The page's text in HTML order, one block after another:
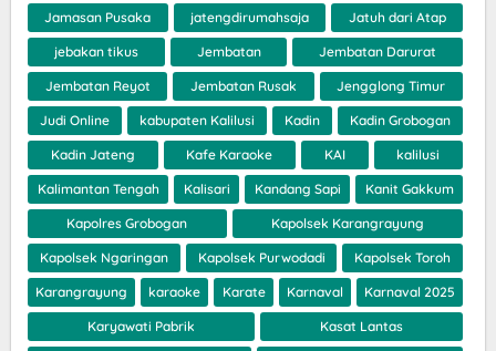
Jamasan Pusaka jatengdirumahsaja Jatuh dari Atap
jebakan tikus Jembatan Jembatan Darurat
Jembatan Reyot Jembatan Rusak Jengglong Timur
Judi Online kabupaten Kalilusi Kadin Kadin Grobogan
Kadin Jateng Kafe Karaoke KAI kalilusi
Kalimantan Tengah Kalisari Kandang Sapi Kanit Gakkum
Kapolres Grobogan Kapolsek Karangrayung
Kapolsek Ngaringan Kapolsek Purwodadi Kapolsek Toroh
Karangrayung karaoke Karate Karnaval Karnaval 2025
Karyawati Pabrik Kasat Lantas